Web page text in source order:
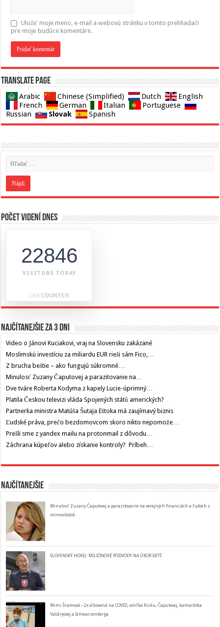
Uložiť moje meno, e-mail a webovú stránku v tomto prehliadači
pre moje budúce komentáre.
Translate page
Arabic Chinese (Simplified) Dutch
English
French
German Italian
Portuguese
Russian
Slovak Spanish
Počet videní dnes
22846
VISITORS TODAY
Najčítanejšie za 3 dni
Video o Jánovi Kuciakovi, vraj na Slovensku zakázané
Moslimskú investíciu za miliardu EUR rieši sám Fico,…
Z brucha beštie – ako fungujú súkromné…
Minulosť Zuzany Čaputovej a parazitovanie na…
Dve tváre Roberta Kodyma z kapely Lucie-úprimný…
Platila Českou televizi vláda Spojených států amerických?
Partnerka ministra Matúša Šutaja Eštoka má zaujímavý biznis
Ľudské práva, prečo bezdomovcom skoro nikto nepomože…
Prešli sme z yandex mailu na protonmail z dôvodu…
Záchrana kúpeľov alebo získanie kontroly? Príbeh…
Najčítanejšie
Minulosť Zuzany Čaputovej a parazitovanie na verejných financiách a ľudoch z
mimovládok
SLOVENSKÝ HOKEJ: MILIÓNOVÉ PODVODY NA ÚKOR DETÍ
Mimi Šramová – 2x očkovaná na COVID, volička Kisku, Čaputovej, kamarátka
Vašáryovej a Schwarzenberga